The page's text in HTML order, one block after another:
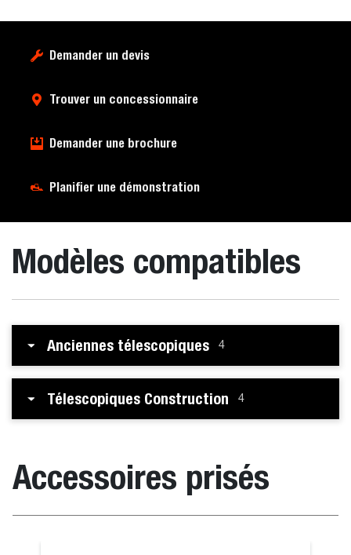
Demander un devis
Trouver un concessionnaire
Demander une brochure
Planifier une démonstration
Modèles compatibles
Anciennes télescopiques 4
Télescopiques Construction 4
Accessoires prisés